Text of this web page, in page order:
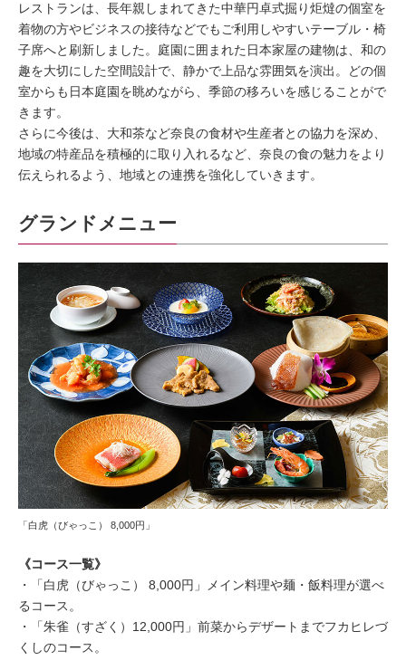
レストランは、長年親しまれてきた中華円卓式掘り炬燵の個室を
着物の方やビジネスの接待などでもご利用しやすいテーブル・椅
子席へと刷新しました。庭園に囲まれた日本家屋の建物は、和の
趣を大切にした空間設計で、静かで上品な雰囲気を演出。どの個
室からも日本庭園を眺めながら、季節の移ろいを感じることがで
きます。
さらに今後は、大和茶など奈良の食材や生産者との協力を深め、
地域の特産品を積極的に取り入れるなど、奈良の食の魅力をより
伝えられるよう、地域との連携を強化していきます。
グランドメニュー
「白虎（びゃっこ） 8,000円」
《コース一覧》
・「白虎（びゃっこ） 8,000円」メイン料理や麺・飯料理が選べ
るコース。
・「朱雀（すざく）12,000円」前菜からデザートまでフカヒレづ
くしのコース。